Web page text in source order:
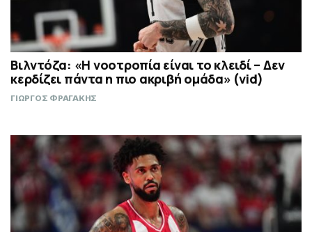
Βιλντόζα: «Η νοοτροπία είναι το κλειδί – Δεν
κερδίζει πάντα η πιο ακριβή ομάδα» (vid)
ΓΙΩΡΓΟΣ ΦΡΑΓΑΚΗΣ